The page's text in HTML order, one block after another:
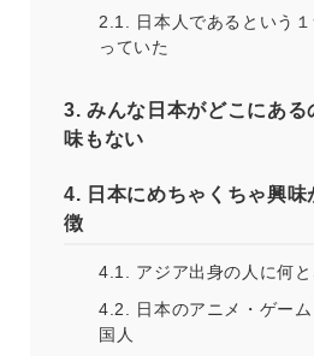
2.1.
日本人であるという
っていた
3. みんな日本がどこにある
味もない
4. 日本にめちゃくちゃ興
徴
4.1.
アジア出身の人に何
4.2.
日本のアニメ・ゲー
国人